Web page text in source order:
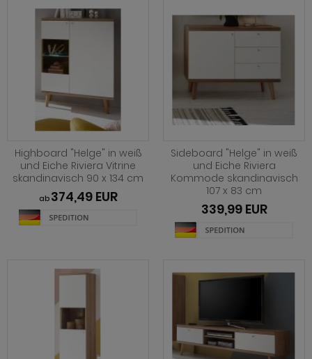
Highboard "Helge" in weiß
und Eiche Riviera Vitrine
skandinavisch 90 x 134 cm
ab 374,49 EUR
Sideboard "Helge" in weiß
und Eiche Riviera
Kommode skandinavisch
107 x 83 cm
339,99 EUR
Malta
Meadow
Merced weiß
Merced weiß-Eiche
Miami
Milla
Mirano
Montez
Nobile
Sopela
Stove Old Style hell
Stove weiß Pinie
Telly
Tomaso
Torsby grau
Torsby weiß
Willow